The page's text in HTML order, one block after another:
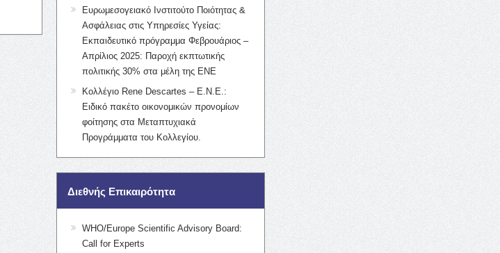
Ευρωμεσογειακό Ινστιτούτο Ποιότητας &
Ασφάλειας στις Υπηρεσίες Υγείας:
Εκπαιδευτικό πρόγραμμα Φεβρουάριος –
Απρίλιος 2025: Παροχή εκπτωτικής
πολιτικής 30% στα μέλη της ΕΝΕ
Κολλέγιο Rene Descartes – Ε.Ν.Ε.:
Ειδικό πακέτο οικονομικών προνομίων
φοίτησης στα Μεταπτυχιακά
Προγράμματα του Κολλεγίου.
Διεθνής Επικαιρότητα
WHO/Europe Scientific Advisory Board:
Call for Experts